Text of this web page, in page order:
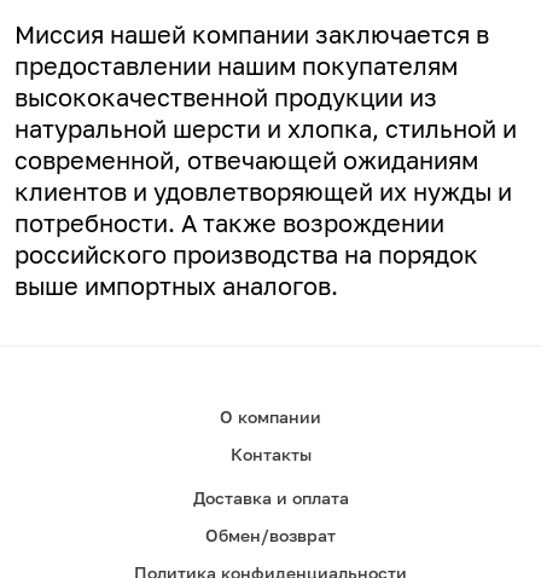
Миссия нашей компании заключается в
предоставлении нашим покупателям
высококачественной продукции из
натуральной шерсти и хлопка, стильной и
современной, отвечающей ожиданиям
клиентов и удовлетворяющей их нужды и
потребности. А также возрождении
российского производства на порядок
выше импортных аналогов.
О компании
Контакты
Доставка и оплата
Обмен/возврат
Политика конфиденциальности